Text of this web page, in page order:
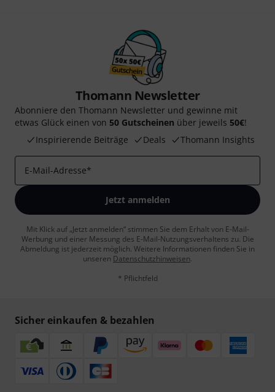
Thomann Newsletter
Abonniere den Thomann Newsletter und gewinne mit
etwas Glück einen von 50 Gutscheinen über jeweils 50€!
Inspirierende Beiträge
Deals Thomann Insights
E-Mail-Adresse*
Jetzt anmelden
Mit Klick auf „Jetzt anmelden“ stimmen Sie dem Erhalt von E-Mail-
Werbung und einer Messung des E-Mail-Nutzungsverhaltens zu. Die
Abmeldung ist jederzeit möglich. Weitere Informationen finden Sie in
unseren Datenschutzhinweisen.
* Pflichtfeld
Sicher einkaufen & bezahlen